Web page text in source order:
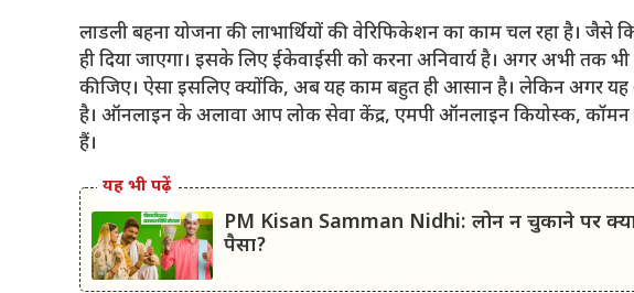
लाडली बहना योजना की लाभार्थियों की वेरिफिकेशन का काम चल रहा है। जैसे
ही दिया जाएगा। इसके लिए ईकेवाईसी को करना अनिवार्य है। अगर अभी तक
कीजिए। ऐसा इसलिए क्योंकि, अब यह काम बहुत ही आसान है। लेकिन अगर
है। ऑनलाइन के अलावा आप लोक सेवा केंद्र, एमपी ऑनलाइन कियोस्क, कॉमन
हैं।
यह भी पढ़ें
PM Kisan Samman Nidhi: लोन न चुकाने पर
पैसा?